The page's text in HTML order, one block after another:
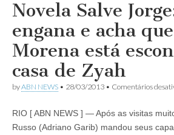
Novela Salve
engana e acha
Morena está
casa de Zyah
byABN NEWS • 28/03/2013 • Comentários
RIO [ ABN NEWS ] — Após as visitas
Russo (Adriano Garib) mandou seus